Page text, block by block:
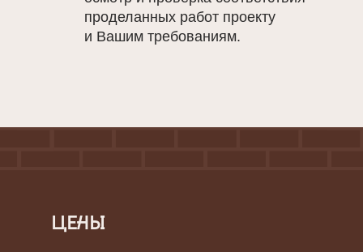
проделанных работ проекту
и Вашим требованиям.
Цены